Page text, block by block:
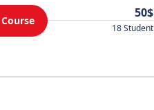
50$
18 Student